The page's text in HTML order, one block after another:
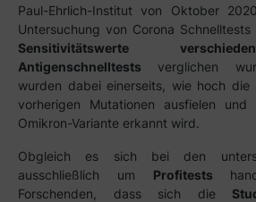
Paul-Ehrlich-Institut von Oktober
Untersuchung von Corona
Sensitivitätswerte
Antigenschnelltests verglichen
wurden dabei einerseits, wie hoch die
vorherigen Mutationen ausfielen
Omikron-Variante erkannt wird.
Obgleich es sich bei den
ausschließlich um Profitests
Forschenden, dass sich die